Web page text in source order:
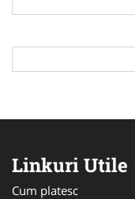
Linkuri Utile
Cum platesc